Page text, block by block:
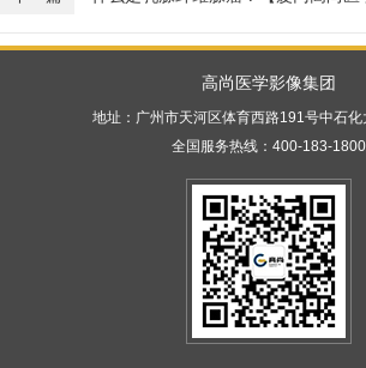
高尚医学影像集团
地址：广州市天河区体育西路191号中石
全国服务热线：400-183-1800